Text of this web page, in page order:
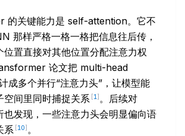
的关键能力是 self-attention。它不
那样严格一格一格把信息往后传，
位置直接对其他位置分配注意力权
论文把 multi-head
成多个并行“注意力头”，让模型能
空间里同时捕捉关系 [1 ] 。后续对
也发现，一些注意力头会明显偏向语
系 [10] 。